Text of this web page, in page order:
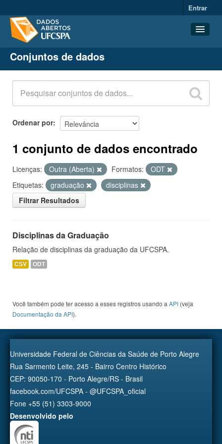
Entrar
Conjuntos de dados
Organizações
Grupos
Sobre
Conjuntos de dados
Ordenar por
1 conjunto de dados encontrado
Licenças: Outra (Aberta) Formatos:
ODT
Etiquetas:
graduação
disciplinas
Filtrar Resultados
Disciplinas da Graduação
Relação de disciplinas da graduação da UFCSPA.
CSV ODT
Você também pode ter acesso a esses registros usando a API (veja
Documentação da API).
Universidade Federal de Ciências da Saúde de Porto Alegre
Rua Sarmento Leite, 245 - Bairro Centro Histórico
CEP: 90050-170 - Porto Alegre/RS - Brasil
facebook.com/UFCSPA - @UFCSPA_oficial
Fone +55 (51) 3303-9000
Desenvolvido pelo